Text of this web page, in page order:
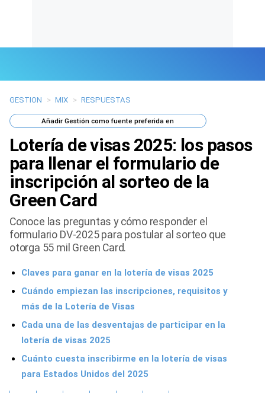
Últimas Noticias
Mi Bolsillo
Respuestas
Gente
Tendencias Mix
GESTION > MIX > RESPUESTAS
AñadirGestión como fuente preferida en
Lotería de visas 2025: los pasos
para llenar el formulario de
inscripción al sorteo de la
Green Card
Conoce las preguntas y cómo responder el
formulario DV-2025 para postular al sorteo que
otorga 55 mil Green Card.
Claves para ganar en la lotería de visas 2025
Cuándo empiezan las inscripciones, requisitos y
más de la Lotería de Visas
Cada una de las desventajas de participar en la
lotería de visas 2025
Cuánto cuesta inscribirme en la lotería de visas
para Estados Unidos del 2025